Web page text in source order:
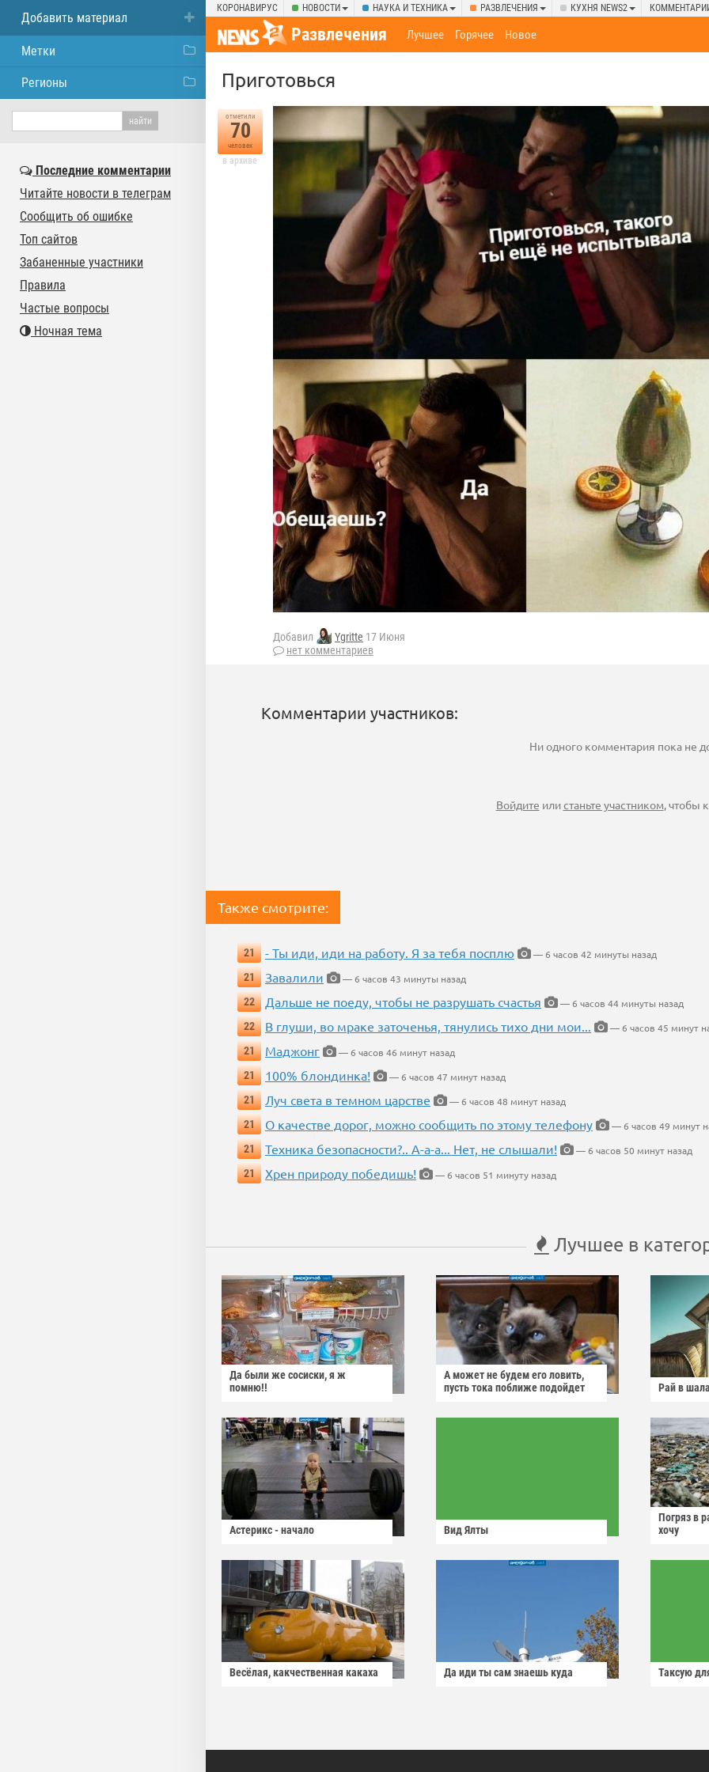
КОРОНАВИРУС НОВОСТИ НАУКА И ТЕХНИКА РАЗВЛЕЧЕНИЯ КУХНЯ NEWS2
Развлечения Лучшее Горячее Новое
Приготовься
отметили
70
человек
в архиве
Добавил Ygritte 17 Июня
нет комментариев
Комментарии участников:
Ни одного комментария пока не
Войдите илистаньте участником, чтобы
Также смотрите:
21 - Ты иди, иди на работу. Я за тебя посплю
— 6 часов 42 минуты назад
21
Завалили
— 6 часов 43 минуты назад
22
Дальше не поеду, чтобы не разрушать счастья
— 6 часов 44 минуты назад
22
В глуши, во мраке заточенья, тянулись тихо дни мои...
— 6 часов 45 минут
21
Маджонг
— 6 часов 46 минут назад
21
100% блондинка!
— 6 часов 47 минут назад
21
Луч света в темном царстве
— 6 часов 48 минут назад
21
О качестве дорог, можно сообщить по этому телефону
— 6 часов 49 минут
21
Техника безопасности?.. А-а-а... Нет, не слышали!
— 6 часов 50 минут назад
21
Хрен природу победишь! — 6 часов 51 минуту назад
Лучшее в
Да были же сосиски, я ж
помню!!
А может не будем его ловить,
пусть тока поближе подойдет
Рай в
Астерикс - начало Вид Ялты
Погряз в
хочу
Весёлая, какчественная какаха Да иди ты сам знаешь куда Таксую
Добавить материал
Метки
Регионы
Последние комментарии
Читайте новости в телеграм
Сообщить об ошибке
Топ сайтов
Забаненные участники
Правила
Частые вопросы
Ночная тема